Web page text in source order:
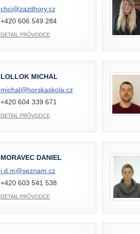
chci@zazithory.cz
+420 606 549 284
DETAIL PRŮVODCE
LOLLOK MICHAL
michal@horskaskola.cz
+420 604 339 671
DETAIL PRŮVODCE
MORAVEC DANIEL
i.d.m@seznam.cz
+420 603 541 538
DETAIL PRŮVODCE